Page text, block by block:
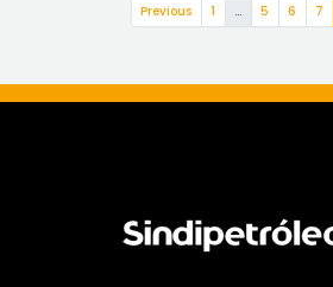
Previous 1 … 5 6 7